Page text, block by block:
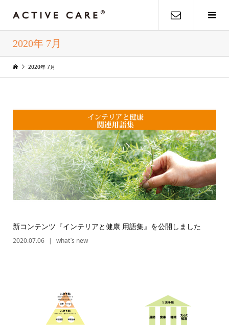
2020年 7月
2020年 7月
新コンテンツ『インテリアと健康 用語集』を公開しました
2020.07.06 what`s new